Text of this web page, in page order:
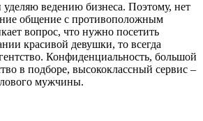
ведению бизнеса. Поэтому, нет
общение с противоположным
вопрос, что нужно посетить
красивой девушки, то всегда
Конфиденциальность, большой
в подборе, высококлассный сервис –
мужчины.